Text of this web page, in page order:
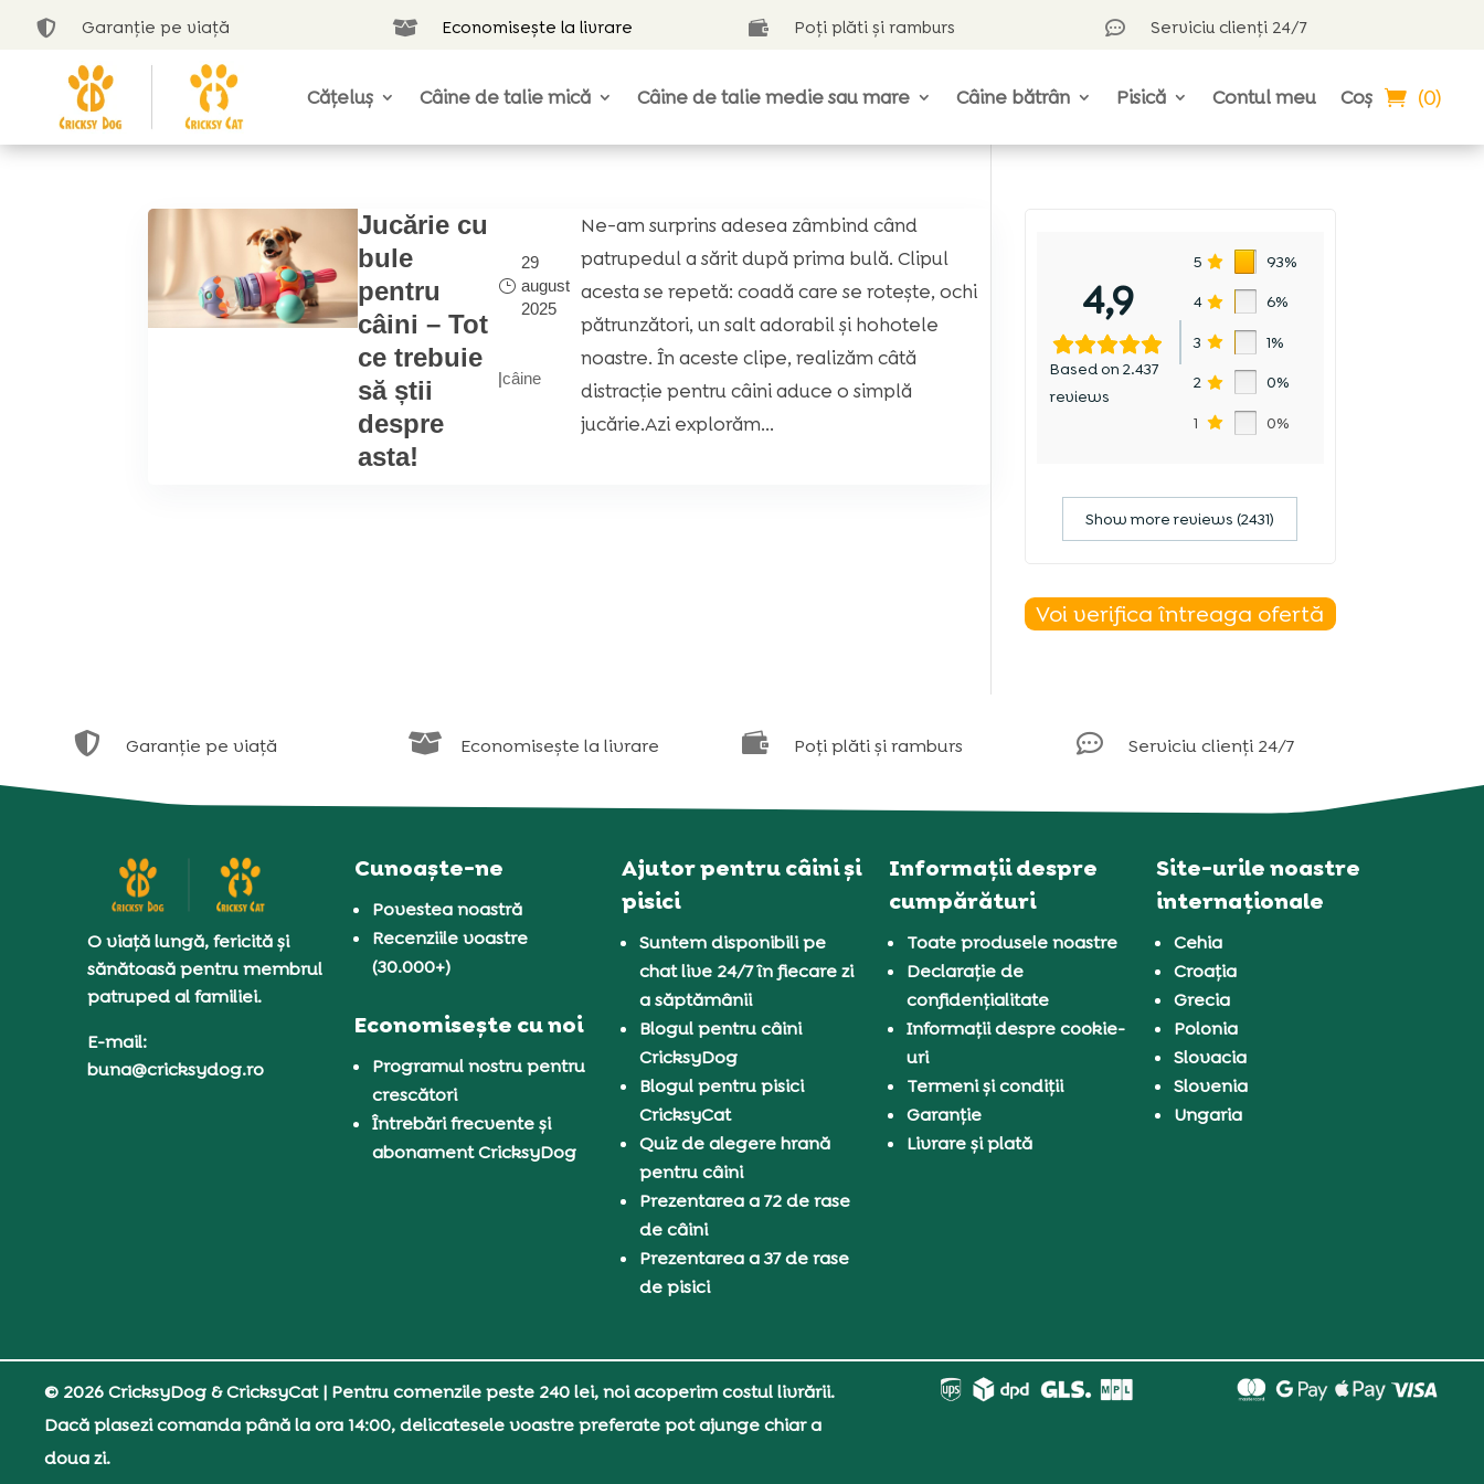
 Garanție pe viață  Economisește la livrare  Poți plăti și ramburs  Serviciu clienți 24/7
Cățeluș Câine de talie mică Câine de talie medie sau mare Câine bătrân Pisică Contul meu Coș (0)
Jucărie cu
bule
pentru
câini – Tot
ce trebuie
să știi
despre
asta!
29
august
2025
|câine
Ne-am surprins adesea zâmbind când
patrupedul a sărit după prima bulă. Clipul
acesta se repetă: coadă care se rotește, ochi
pătrunzători, un salt adorabil și hohotele
noastre. În aceste clipe, realizăm câtă
distracție pentru câini aduce o simplă
jucărie.Azi explorăm...
4,9
Based on 2.437
reviews
5 93%
4 6%
3 1%
2 0%
1 0%
Show more reviews (2431)
Voi verifica întreaga ofertă
 Garanție pe viață  Economisește la livrare  Poți plăti și ramburs  Serviciu clienți 24/7
O viață lungă, fericită și
sănătoasă pentru membrul
patruped al familiei.
E-mail:
buna@cricksydog.ro
Cunoaște-ne
Povestea noastră
Recenziile voastre
(30.000+)
Economisește cu noi
Programul nostru pentru
crescători
Întrebări frecvente și
abonament CricksyDog
Ajutor pentru câini și
pisici
Suntem disponibili pe
chat live 24/7 în fiecare zi
a săptămânii
Blogul pentru câini
CricksyDog
Blogul pentru pisici
CricksyCat
Quiz de alegere hrană
pentru câini
Prezentarea a 72 de rase
de câini
Prezentarea a 37 de rase
de pisici
Informații despre
cumpărături
Toate produsele noastre
Declarație de
confidențialitate
Informații despre cookie-
uri
Termeni și condiții
Garanție
Livrare și plată
Site-urile noastre
internaționale
Cehia
Croația
Grecia
Polonia
Slovacia
Slovenia
Ungaria
© 2026 CricksyDog & CricksyCat| Pentru comenzile peste 240 lei, noi acoperim costul livrării.
Dacă plasezi comanda până la ora 14:00, delicatesele voastre preferate pot ajunge chiar a
doua zi.